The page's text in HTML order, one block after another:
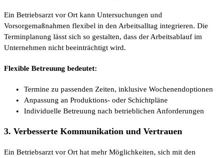
Ein Betriebsarzt vor Ort kann Untersuchungen und
Vorsorgemaßnahmen flexibel in den Arbeitsalltag integrieren. Die
Terminplanung lässt sich so gestalten, dass der Arbeitsablauf im
Unternehmen nicht beeinträchtigt wird.
Flexible Betreuung bedeutet:
Termine zu passenden Zeiten, inklusive Wochenendoptionen
Anpassung an Produktions- oder Schichtpläne
Individuelle Betreuung nach betrieblichen Anforderungen
3. Verbesserte Kommunikation und Vertrauen
Ein Betriebsarzt vor Ort hat mehr Möglichkeiten, sich mit den